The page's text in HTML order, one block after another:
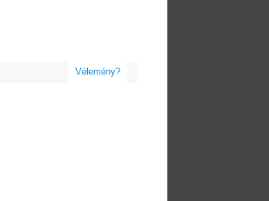
Vélemény?